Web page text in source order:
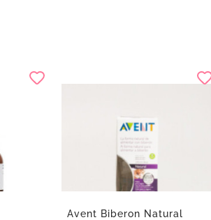
Avent Biberon Natural